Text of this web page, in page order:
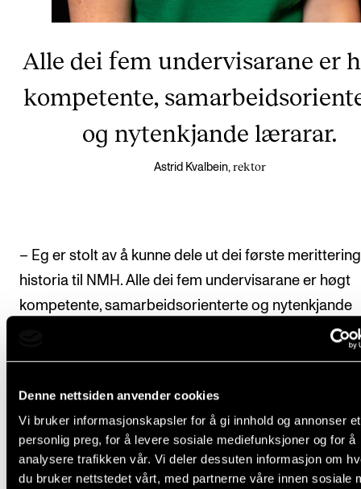
Denne nettsiden anvender cookies
Vi bruker informasjonskapsler for å gi innhold og annonser et
personlig preg, for å levere sosiale mediefunksjoner og for å
analysere trafikken vår. Vi deler dessuten informasjon om
du bruker nettstedet vårt, med partnerne våre innen sosiale
Alle dei fem undervisarane er
kompetente,
og nytenkjande lærarar.
Astrid Kvalbein, rektor
– Eg er stolt av å kunne dele ut dei første
historia til NMH. Alle dei fem undervisarane er høgt
kompetente, samarbeidsorienterte og nytenkjande
lærarar. Dei fortener verkeleg utmerkinga, seier
Eigarskap og utvikling